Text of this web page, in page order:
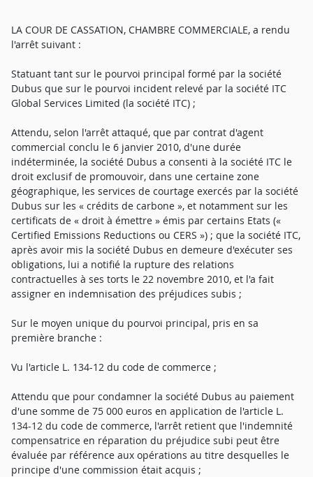
LA COUR DE CASSATION, CHAMBRE COMMERCIALE, a rendu
l'arrêt suivant :
Statuant tant sur le pourvoi principal formé par la société
Dubus que sur le pourvoi incident relevé par la société ITC
Global Services Limited (la société ITC) ;
Attendu, selon l'arrêt attaqué, que par contrat d'agent
commercial conclu le 6 janvier 2010, d'une durée
indéterminée, la société Dubus a consenti à la société ITC le
droit exclusif de promouvoir, dans une certaine zone
géographique, les services de courtage exercés par la société
Dubus sur les « crédits de carbone », et notamment sur les
certificats de « droit à émettre » émis par certains Etats («
Certified Emissions Reductions ou CERS ») ; que la société ITC,
après avoir mis la société Dubus en demeure d'exécuter ses
obligations, lui a notifié la rupture des relations
contractuelles à ses torts le 22 novembre 2010, et l'a fait
assigner en indemnisation des préjudices subis ;
Sur le moyen unique du pourvoi principal, pris en sa
première branche :
Vu l'article L. 134-12 du code de commerce ;
Attendu que pour condamner la société Dubus au paiement
d'une somme de 75 000 euros en application de l'article L.
134-12 du code de commerce, l'arrêt retient que l'indemnité
compensatrice en réparation du préjudice subi peut être
évaluée par référence aux opérations au titre desquelles le
principe d'une commission était acquis ;